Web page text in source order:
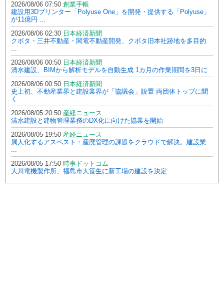
2026/08/06 07:50 創業手帳
建設用3Dプリンター「Polyuse One」を開発・提供する「Polyuse」
が11億円 ...
2026/08/06 02:30 日本経済新聞
クボタ・三井不動産・関電不動産開発、クボタ旧本社跡地を多目的
...
2026/08/06 00:50 日本経済新聞
清水建設、BIMから解析モデルを自動生成 1カ月の作業期間を3日に
2026/08/06 00:50 日本経済新聞
史上初、不動産業界と建設業界が「協議会」設置 両団体トップに聞
く
2026/08/05 20:50 産経ニュース
清水建設と建物管理業務のDX化に向けた協業を開始
2026/08/05 19:50 産経ニュース
属人化するアスベスト・産廃管理の課題をクラウドで解決。建設業
...
2026/08/05 17:50 時事ドットコム
大川電機製作所、福島市大笹生に新工場の建設を決定